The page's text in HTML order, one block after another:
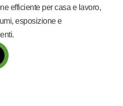
efficiente per casa e lavoro,
esposizione e